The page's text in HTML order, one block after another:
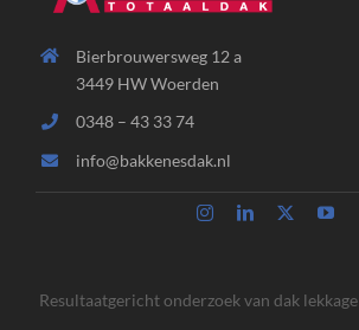
Bierbrouwersweg 12 a
3449 HW Woerden
0348 – 43 33 74
info@bakkenesdak.nl
Resultaatgericht onderzoek van dak lekkage